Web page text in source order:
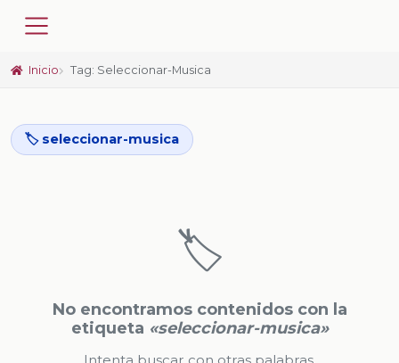
Inicio Tag: Seleccionar-Musica
🏷️ seleccionar-musica
🏷️
No encontramos contenidos con la
etiqueta «seleccionar-musica»